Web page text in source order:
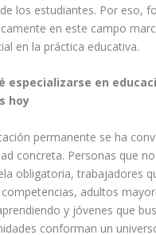
los estudiantes. Por eso,
en este campo
en la práctica educativa.
especializarse en
hoy
permanente se ha
concreta. Personas que
obligatoria, trabajadores
adultos
y jóvenes que
conforman un